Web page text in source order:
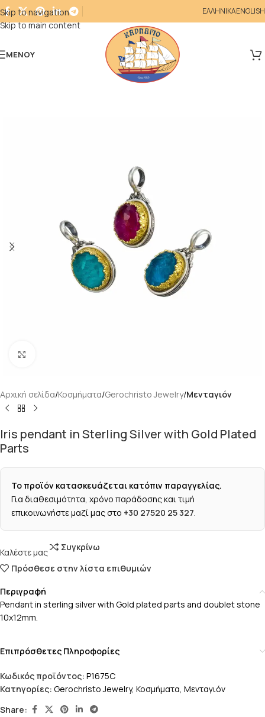
Skip to navigation
Skip to main content
ΕΛΛΗΝΙΚΑENGLISH
ΜΕΝΟΎ
Αρχική σελίδα Κοσμήματα Gerochristo Jewelry Μενταγιόν
Iris pendant in Sterling Silver with Gold Plated
Parts
Το προϊόν κατασκευάζεται κατόπιν παραγγελίας.
Για διαθεσιμότητα, χρόνο παράδοσης και τιμή
επικοινωνήστε μαζί μας στο +30 27520 25 327.
Καλέστε μας
Συγκρίνω
Πρόσθεσε στην λίστα επιθυμιών
Περιγραφή
Pendant in sterling silver with Gold plated parts and doublet stone
10x12mm.
Επιπρόσθετες Πληροφορίες
Κωδικός προϊόντος: P1675C
Κατηγορίες: Gerochristo Jewelry, Κοσμήματα, Μενταγιόν
Share: